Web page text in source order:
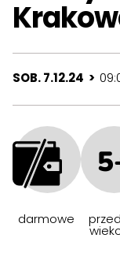
SOB. 7.12.24 >
darmowe